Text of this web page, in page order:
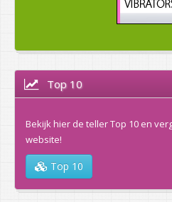
Top 10
Bekijk hier de teller Top 10 en
website!
Top 10